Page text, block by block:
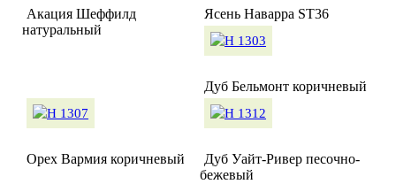
Акация Шеффилд
натуральный
Ясень Наварра ST36
Дуб Бельмонт коричневый
Орех Вармия коричневый
Дуб Уайт-Ривер песочно-
бежевый